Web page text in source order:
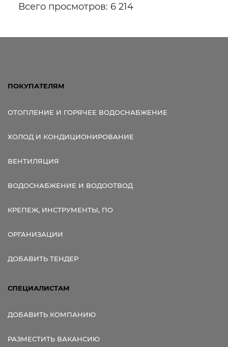
Всего просмотров: 6 214
ПОКУПАТЕЛЯМ
ОТОПЛЕНИЕ И ГОРЯЧЕЕ ВОДОСНАБЖЕНИЕ
ХОЛОД И КОНДИЦИОНИРОВАНИЕ
ВЕНТИЛЯЦИЯ
ВОДОСНАБЖЕНИЕ И ВОДООТВОД
КРЕПЕЖ, ИНСТРУМЕНТЫ, ПО
ОРГАНИЗАЦИИ
ДОБАВИТЬ ТЕНДЕР
СПЕЦИАЛИСТАМ
ДОБАВИТЬ КОМПАНИЮ
РАЗМЕСТИТЬ ВАКАНСИЮ